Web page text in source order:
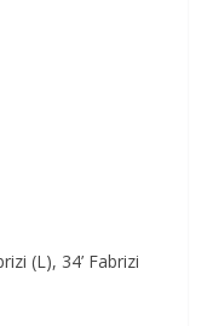
(L), 34’ Fabrizi